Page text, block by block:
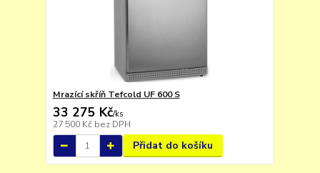
Mrazící skříň Tefcold UF 600 S
33 275 Kč/ks
27 500 Kč bez DPH
Přidat do košíku